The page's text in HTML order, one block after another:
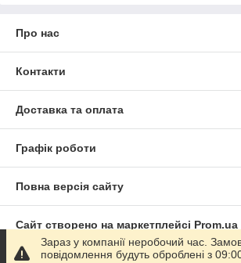
Про нас
Контакти
Доставка та оплата
Графік роботи
Повна версія сайту
Сайт створено на маркетплейсі Prom.ua
Зараз у компанії неробочий час.
повідомлення будуть оброблені з